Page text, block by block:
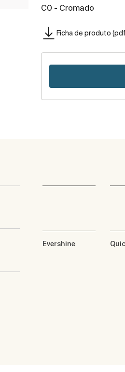
C0 - Cromado
Ficha de produto
Evershine